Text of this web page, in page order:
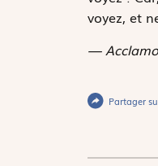
voyez, et
—
Partager